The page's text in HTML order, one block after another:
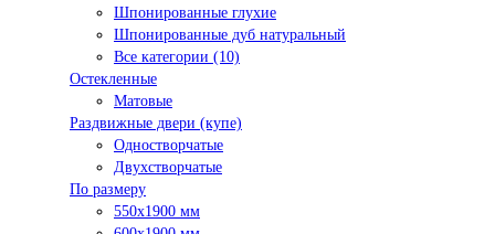
Шпонированные глухие
Шпонированные дуб натуральный
Все категории (10)
Остекленные
Матовые
Раздвижные двери (купе)
Одностворчатые
Двухстворчатые
По размеру
550x1900 мм